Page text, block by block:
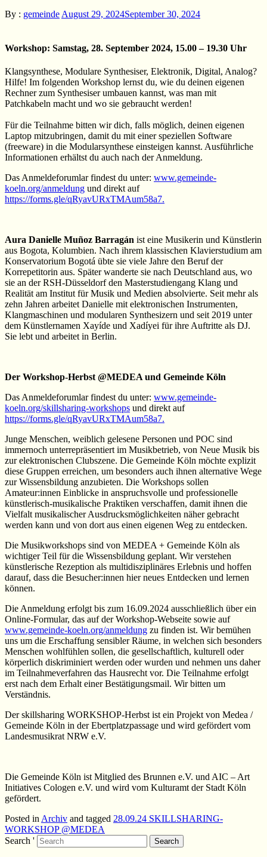
By : gemeinde August 29, 2024September 30, 2024
Workshop: Samstag, 28. September 2024, 15.00 – 19.30 Uhr
Klangsynthese, Modulare Synthesiser, Elektronik, Digital, Analog?
Hilfe! Im folgenden Workshop lernst du, wie du deinen eigenen
Rechner zum Synthesiser umbauen kannst, was man mit
Patchkabeln macht und wo sie gebraucht werden!
Für die Teilnahme bitten wir dich, falls möglich, deinen eigenen
Laptop mitzubringen, damit du mit einer speziellen Software
(freeware) in die Modularsynthese einsteigen kannst. Ausführliche
Informationen erhältst du auch nach der Anmeldung.
Das Anmeldeforumlar findest du unter: www.gemeinde-
koeln.org/anmeldung und direkt auf
https://forms.gle/qRyavURxTMAum58a7.
Aura Danielle Muñoz Barragán ist eine Musikerin und Künstlerin
aus Bogota, Kolumbien. Nach ihrem klassischen Klavierstudium am
Konservatorium Bogotá übte sie viele Jahre den Beruf der
Korrepetitorin aus. Später wanderte sie nach Deutschland aus, wo
sie an der RSH-Düsseldorf den Masterstudiengang Klang und
Realität am Institut für Musik und Medien absolvierte. Seit mehr als
zehn Jahren arbeitet Danielle mit elektronischen Instrumenten,
Klangmaschinen und modularen Synthesizern und seit 2019 unter
dem Künstlernamen Xayíde und Xadíyei für ihre Auftritte als DJ.
Sie lebt und arbeitet in Berlin.
Der Workshop-Herbst @MEDEA und Gemeinde Köln
Das Anmeldeforumlar findest du unter: www.gemeinde-
koeln.org/skillsharing-workshops und direkt auf
https://forms.gle/qRyavURxTMAum58a7.
Junge Menschen, weiblich gelesene Personen und POC sind
immernoch unterrepräsentiert im Musikbetrieb, von Neue Musik bis
zur elektronischen Clubszene. Die Gemeinde Köln möchte explizit
diese Gruppen erreichen, um besonders auch ihnen alternative Wege
zur Wissensbildung anzubieten. Die Workshops sollen
Amateur:innen Einblicke in anspruchsvolle und professionelle
künstlerisch-musikalische Praktiken verschaffen, damit ihnen die
Vielfalt musikalischer Ausdrucksmöglichkeiten näher gebracht
werden kann und von dort aus einen eigenen Weg zu entdecken.
Die Musikworkshops sind von MEDEA + Gemeinde Köln als
wichtiger Teil für die Wissensbildung geplant. Wir verstehen
künstlerische Rezeption als multidisziplinäres Erlebnis und hoffen
darauf, dass die Besucher:innen hier neues Entdecken und lernen
können.
Die Anmeldung erfolgt bis zum 16.09.2024 ausschließlich über ein
Online-Formular, das auf der Workshop-Webseite sowie auf
www.gemeinde-koeln.org/anmeldung zu finden ist. Wir bemühen
uns um die Erschaffung sensibler Räume, in welchen sich besonders
Menschen wohlfühlen sollen, die gesellschaftlich, kulturell oder
körperlich diskriminiert werden oder wurden und nehmen uns daher
im Teilnahmeverfahren das Hausrecht vor. Die Teilnahme erfolgt
erst nach dem Erhalt einer Bestätigungsmail. Wir bitten um
Verständnis.
Der skillsharing WORKSHOP-Herbst ist ein Projekt von Medea /
Gemeinde Köln in der Ebertplatzpassage und wird gefördert vom
Landesmusikrat NRW e.V.
Die Gemeinde Köln ist Mitglied des Brunnen e.V. und AIC – Art
Initiatives Cologen e.V. und wird vom Kulturamt der Stadt Köln
gefördert.
Posted in Archiv and tagged 28.09.24 SKILLSHARING-
WORKSHOP @MEDEA
Search '
Search